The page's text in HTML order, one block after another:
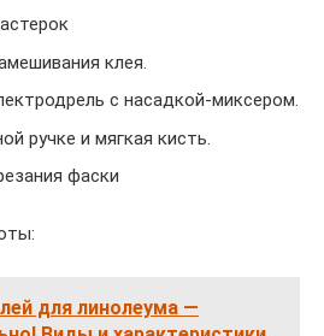
клея.
с насадкой-миксером.
ручке и мягкая кисть.
фаски
для линолеума —